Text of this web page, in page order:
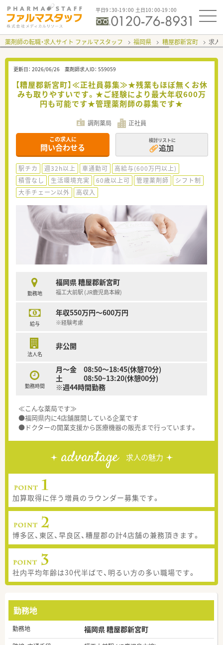
平日9：30-19：00 土日10：00-19：00
薬剤師の転職・求人サイト ファルマスタッフ 福岡県 糟屋郡新宮町 求人
更新日： 2026/06/26 薬剤師求人ID： 559059
【糟屋郡新宮町】≪正社員募集≫★残業もほぼ無くお休
みも取りやすいです。★ご経験により最大年収600万
円も可能です★管理薬剤師の募集です★
調剤薬局 正社員
この求人に
問い合わせる
検討リストに
追加
駅チカ 週32h以上 車通勤可
高給与(600万円以上)
積雪なし
生活環境充実 60歳以上可 管理薬剤師
シフト制
大手チェーン以外
高収入
勤務地
福岡県 糟屋郡新宮町
福工大前駅 (JR鹿児島本線)
給与
年収550万円～600万円
※経験考慮
法人名
非公開
勤務時間
月～金 08:50～18:45(休憩70分)
土 08:50~13:20(休憩00分)
※週44時間勤務
≪こんな薬局です≫
●福岡県内に4店舗展開している企業です
●ドクターの開業支援から医療機器の販売まで行っています。
advantage 求人の魅力
加算取得に伴う増員のラウンダー募集です。
博多区、東区、早良区、糟屋郡の計4店舗の兼務頂きます。
社内平均年齢は30代半ばで、明るい方の多い職場です。
勤務地
勤務地 福岡県 糟屋郡新宮町